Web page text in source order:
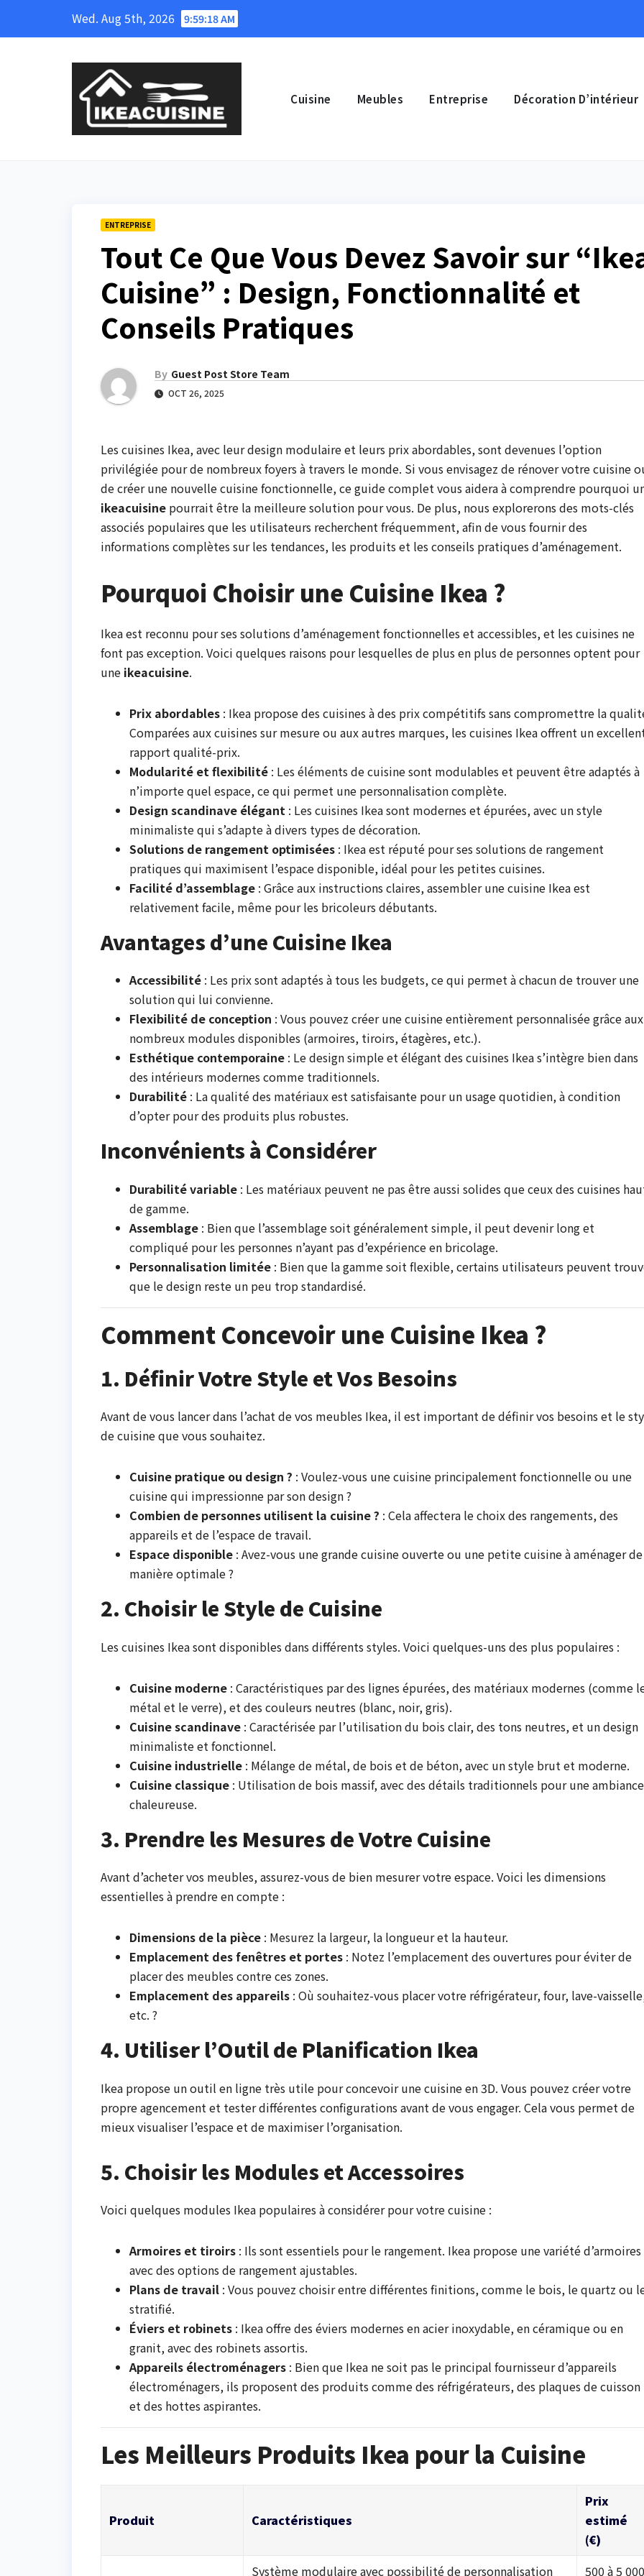
Wed. Aug 5th, 2026 9:59:19 AM
Cuisine Meubles Entreprise Décoration D’intérieur
ENTREPRISE
Tout Ce Que Vous Devez Savoir sur
Cuisine” : Design, Fonctionnalité et
Conseils Pratiques
By Guest Post Store Team
OCT 26, 2025
Les cuisines Ikea, avec leur design modulaire et leurs prix abordables, sont devenues l’option
privilégiée pour de nombreux foyers à travers le monde. Si vous envisagez de rénover votre cuisine
de créer une nouvelle cuisine fonctionnelle, ce guide complet vous aidera à comprendre pourquoi
ikeacuisine pourrait être la meilleure solution pour vous. De plus, nous explorerons des mots-clés
associés populaires que les utilisateurs recherchent fréquemment, afin de vous fournir des
informations complètes sur les tendances, les produits et les conseils pratiques d’aménagement.
Pourquoi Choisir une Cuisine Ikea ?
Ikea est reconnu pour ses solutions d’aménagement fonctionnelles et accessibles, et les cuisines ne
font pas exception. Voici quelques raisons pour lesquelles de plus en plus de personnes optent pour
une ikeacuisine.
Prix abordables : Ikea propose des cuisines à des prix compétitifs sans compromettre la
Comparées aux cuisines sur mesure ou aux autres marques, les cuisines Ikea offrent un
rapport qualité-prix.
Modularité et flexibilité : Les éléments de cuisine sont modulables et peuvent être adaptés à
n’importe quel espace, ce qui permet une personnalisation complète.
Design scandinave élégant : Les cuisines Ikea sont modernes et épurées, avec un style
minimaliste qui s’adapte à divers types de décoration.
Solutions de rangement optimisées : Ikea est réputé pour ses solutions de rangement
pratiques qui maximisent l’espace disponible, idéal pour les petites cuisines.
Facilité d’assemblage : Grâce aux instructions claires, assembler une cuisine Ikea est
relativement facile, même pour les bricoleurs débutants.
Avantages d’une Cuisine Ikea
Accessibilité : Les prix sont adaptés à tous les budgets, ce qui permet à chacun de trouver une
solution qui lui convienne.
Flexibilité de conception : Vous pouvez créer une cuisine entièrement personnalisée grâce aux
nombreux modules disponibles (armoires, tiroirs, étagères, etc.).
Esthétique contemporaine : Le design simple et élégant des cuisines Ikea s’intègre bien dans
des intérieurs modernes comme traditionnels.
Durabilité : La qualité des matériaux est satisfaisante pour un usage quotidien, à condition
d’opter pour des produits plus robustes.
Inconvénients à Considérer
Durabilité variable : Les matériaux peuvent ne pas être aussi solides que ceux des cuisines
de gamme.
Assemblage : Bien que l’assemblage soit généralement simple, il peut devenir long et
compliqué pour les personnes n’ayant pas d’expérience en bricolage.
Personnalisation limitée : Bien que la gamme soit flexible, certains utilisateurs peuvent
que le design reste un peu trop standardisé.
Comment Concevoir une Cuisine Ikea ?
1. Définir Votre Style et Vos Besoins
Avant de vous lancer dans l’achat de vos meubles Ikea, il est important de définir vos besoins et le
de cuisine que vous souhaitez.
Cuisine pratique ou design ? : Voulez-vous une cuisine principalement fonctionnelle ou une
cuisine qui impressionne par son design ?
Combien de personnes utilisent la cuisine ? : Cela affectera le choix des rangements, des
appareils et de l’espace de travail.
Espace disponible : Avez-vous une grande cuisine ouverte ou une petite cuisine à aménager de
manière optimale ?
2. Choisir le Style de Cuisine
Les cuisines Ikea sont disponibles dans différents styles. Voici quelques-uns des plus populaires :
Cuisine moderne : Caractéristiques par des lignes épurées, des matériaux modernes (comme
métal et le verre), et des couleurs neutres (blanc, noir, gris).
Cuisine scandinave : Caractérisée par l’utilisation du bois clair, des tons neutres, et un design
minimaliste et fonctionnel.
Cuisine industrielle : Mélange de métal, de bois et de béton, avec un style brut et moderne.
Cuisine classique : Utilisation de bois massif, avec des détails traditionnels pour une ambiance
chaleureuse.
3. Prendre les Mesures de Votre Cuisine
Avant d’acheter vos meubles, assurez-vous de bien mesurer votre espace. Voici les dimensions
essentielles à prendre en compte :
Dimensions de la pièce : Mesurez la largeur, la longueur et la hauteur.
Emplacement des fenêtres et portes : Notez l’emplacement des ouvertures pour éviter de
placer des meubles contre ces zones.
Emplacement des appareils : Où souhaitez-vous placer votre réfrigérateur, four, lave-
etc. ?
4. Utiliser l’Outil de Planification Ikea
Ikea propose un outil en ligne très utile pour concevoir une cuisine en 3D. Vous pouvez créer votre
propre agencement et tester différentes configurations avant de vous engager. Cela vous permet de
mieux visualiser l’espace et de maximiser l’organisation.
5. Choisir les Modules et Accessoires
Voici quelques modules Ikea populaires à considérer pour votre cuisine :
Armoires et tiroirs : Ils sont essentiels pour le rangement. Ikea propose une variété d’armoires
avec des options de rangement ajustables.
Plans de travail : Vous pouvez choisir entre différentes finitions, comme le bois, le quartz ou
stratifié.
Éviers et robinets : Ikea offre des éviers modernes en acier inoxydable, en céramique ou en
granit, avec des robinets assortis.
Appareils électroménagers : Bien que Ikea ne soit pas le principal fournisseur d’appareils
électroménagers, ils proposent des produits comme des réfrigérateurs, des plaques de cuisson
et des hottes aspirantes.
Les Meilleurs Produits Ikea pour la Cuisine
Produit Caractéristiques
Prix
estimé
(€)
Système modulaire avec possibilité de personnalisation 500 à 5